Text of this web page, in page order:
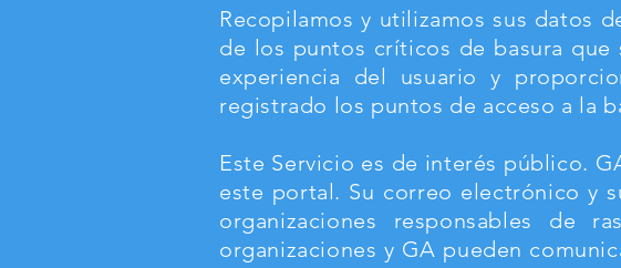
Recopilamos y utilizamos sus datos
de los puntos críticos de basura que
experiencia del usuario y
registrado los puntos de acceso a la
Este Servicio es de interés público.
este portal. Su correo electrónico y
organizaciones responsables de
organizaciones y GA pueden